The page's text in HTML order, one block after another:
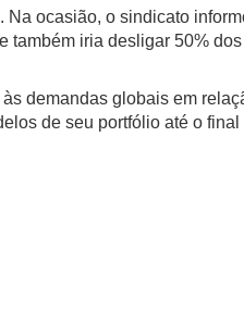
ocasião, o sindicato
também iria desligar 50%
demandas globais em
de seu portfólio até o final